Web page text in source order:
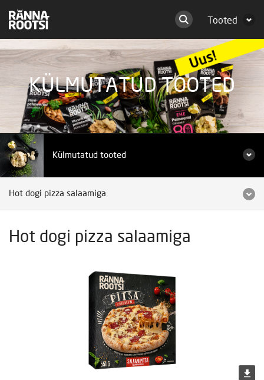
Tooted
KÜLMUTATUD TOOTED
Külmutatud tooted
Hot dogi pizza salaamiga
Hot dogi pizza salaamiga